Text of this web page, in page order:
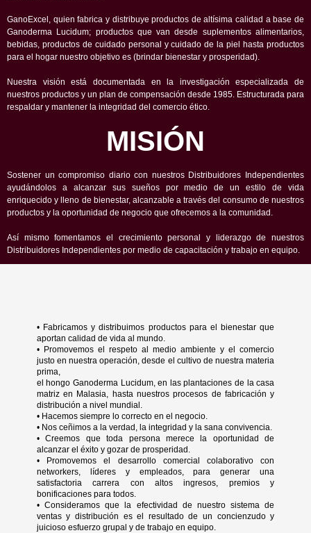
GanoExcel, quien fabrica y distribuye productos de altísima calidad a base de
Ganoderma Lucidum; productos que van desde suplementos alimentarios,
bebidas, productos de cuidado personal y cuidado de la piel hasta productos
para el hogar nuestro objetivo es (brindar bienestar y prosperidad).
Nuestra visión está documentada en la investigación especializada de
nuestros productos y un plan de compensación desde 1985. Estructurada para
respaldar y mantener la integridad del comercio ético.
MISIÓN
Sostener un compromiso diario con nuestros Distribuidores Independientes
ayudándolos a alcanzar sus sueños por medio de un estilo de vida
enriquecido y lleno de bienestar, alcanzable a través del consumo de nuestros
productos y la oportunidad de negocio que ofrecemos a la comunidad.
Así mismo fomentamos el crecimiento personal y liderazgo de nuestros
Distribuidores Independientes por medio de capacitación y trabajo en equipo.
• Fabricamos y distribuimos productos para el bienestar que
aportan calidad de vida al mundo.
• Promovemos el respeto al medio ambiente y el comercio
justo en nuestra operación, desde el cultivo de nuestra materia
prima,
el hongo Ganoderma Lucidum, en las plantaciones de la casa
matriz en Malasia, hasta nuestros procesos de fabricación y
distribución a nivel mundial.
• Hacemos siempre lo correcto en el negocio.
• Nos ceñimos a la verdad, la integridad y la sana convivencia.
• Creemos que toda persona merece la oportunidad de
alcanzar el éxito y gozar de prosperidad.
• Promovemos el desarrollo comercial colaborativo con
networkers, líderes y empleados, para generar una
satisfactoria carrera con altos ingresos, premios y
bonificaciones para todos.
• Consideramos que la efectividad de nuestro sistema de
ventas y distribución es el resultado de un concienzudo y
juicioso esfuerzo grupal y de trabajo en equipo.